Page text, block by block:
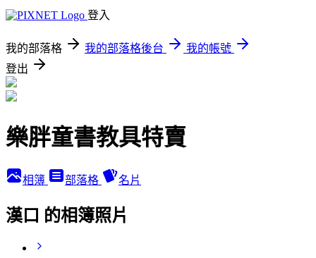
登入
我的部落格 我的部落格後台
我的帳號
登出
樂胖童書教具特賣
相簿 部落格 名片
漢口 的相簿照片